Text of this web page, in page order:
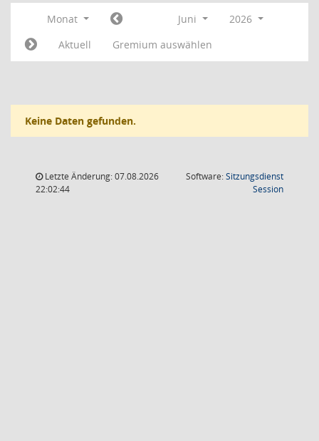
Monat Juni
2026
Aktuell
Gremium auswählen
Keine Daten gefunden.
Letzte Änderung: 07.08.2026
22:02:44
Software:Sitzungsdienst
Session(Wird in